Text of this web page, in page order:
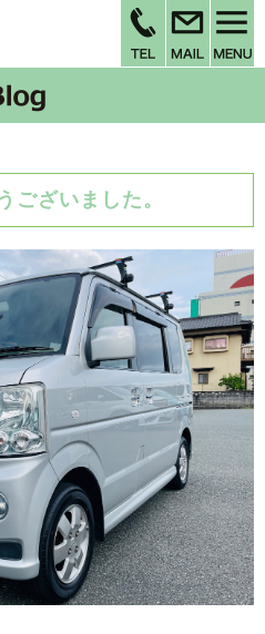
ございました。